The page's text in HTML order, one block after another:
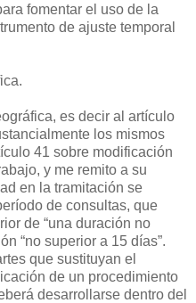
fomentar el uso de la
de ajuste temporal
es decir al artículo
los mismos
41 sobre modificación
y me remito a su
en la tramitación se
de consultas, que
de “una duración no
“no superior a 15 días”.
que sustituyan el
de un procedimiento
desarrollarse dentro del